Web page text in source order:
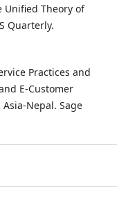
Unified Theory of
Quarterly.
Practices and
E-Customer
Nepal. Sage